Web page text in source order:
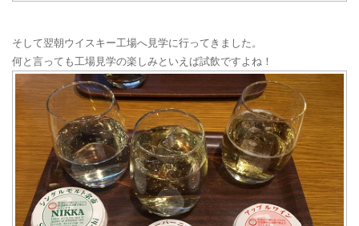
そして翌朝ウイスキー工場へ見学に行ってきました。
何と言っても工場見学の楽しみといえば試飲ですよね！